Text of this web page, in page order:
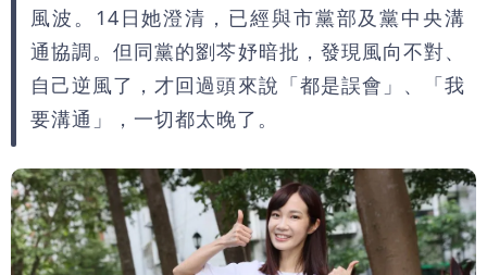
風波。14日她澄清，已經與市黨部及黨中央溝
通協調。但同黨的劉芩妤暗批，發現風向不對、
自己逆風了，才回過頭來說「都是誤會」、「我
要溝通」，一切都太晚了。